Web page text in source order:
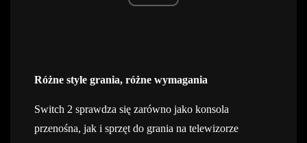
Różne style grania, różne wymagania
Switch 2 sprawdza się zarówno jako konsola
przenośna, jak i sprzęt do grania na telewizorze